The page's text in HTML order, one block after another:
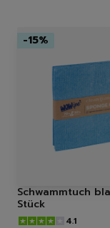
-15%
Schwammtuch
Stück
4.1